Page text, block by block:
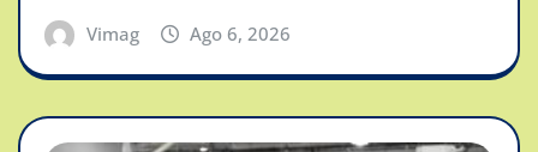
Vimag Ago 6, 2026